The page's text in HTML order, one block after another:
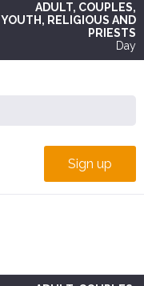
ADULT, COUPLES,
YOUTH , RELIGIOUS AND
PRIESTS
Day
Sign up